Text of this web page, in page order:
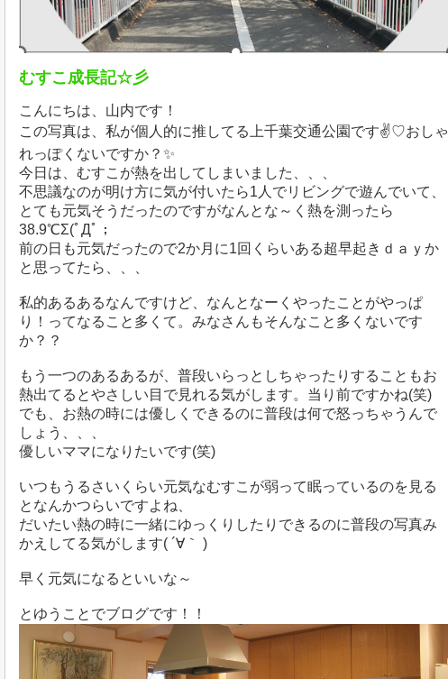
むすこ成長記☆彡
こんにちは、山内です！
この写真は、私が個人的に推してる上千葉交通公園です✌♡おしゃ
れっぽくないですか？✨
今日は、むすこが熱を出してしまいました、、、
不思議なのが明け方に気が付いたら1人でリビングで遊んでいて、
とても元気そうだったのですがなんとな～く熱を測ったら
38.9℃Σ(ﾟДﾟ；
前の日も元気だったので2か月に1回くらいある超早起きｄａｙか
と思ってたら、、、
私的あるあるなんですけど、なんとなーくやったことがやっぱ
り！ってなること多くて。みなさんもそんなこと多くないです
か？？
もう一つのあるあるが、普段いらっとしちゃったりすることもお
熱出てるとやさしい目で見れる気がします。当り前ですかね(笑)
でも、お熱の時には優しくできるのに普段は何で怒っちゃうんで
しょう、、、
優しいママになりたいです(笑)
いつもうるさいくらい元気なむすこが弱って眠っているのを見る
となんかつらいですよね、
だいたい熱の時に一緒にゆっくりしたりできるのに普段の写真み
かえしてる気がします( ´∀｀ )
早く元気になるといいな～
とゆうことでブログです！！